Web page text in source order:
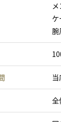
ケ
腕
全